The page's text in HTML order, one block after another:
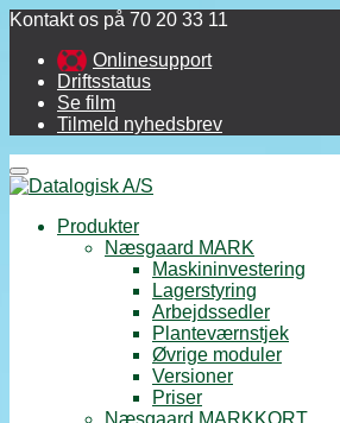
Kontakt os på 70 20 33 11
Onlinesupport
Driftsstatus
Se film
Tilmeld nyhedsbrev
Menu
Produkter
Næsgaard MARK
Maskininvestering
Lagerstyring
Arbejdssedler
Planteværnstjek
Øvrige moduler
Versioner
Priser
Næsgaard MARKKORT